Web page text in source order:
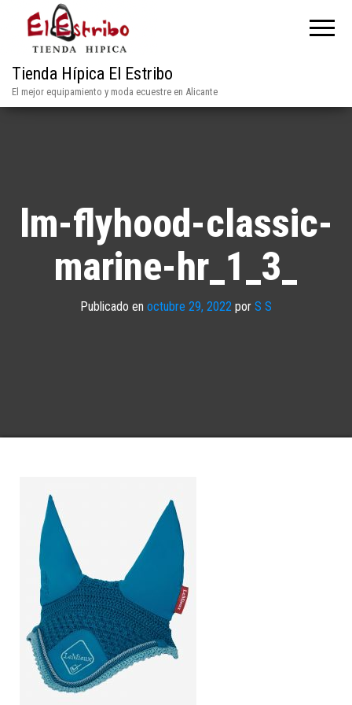
Tienda Hípica El Estribo
El mejor equipamiento y moda ecuestre en Alicante
lm-flyhood-classic-
marine-hr_1_3_
Publicado en octubre 29, 2022 por S S